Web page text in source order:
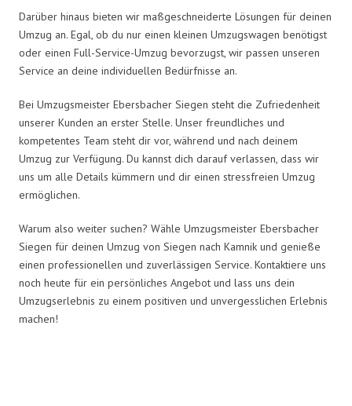
Darüber hinaus bieten wir maßgeschneiderte Lösungen für deinen
Umzug an. Egal, ob du nur einen kleinen Umzugswagen benötigst
oder einen Full-Service-Umzug bevorzugst, wir passen unseren
Service an deine individuellen Bedürfnisse an.
Bei Umzugsmeister Ebersbacher Siegen steht die Zufriedenheit
unserer Kunden an erster Stelle. Unser freundliches und
kompetentes Team steht dir vor, während und nach deinem
Umzug zur Verfügung. Du kannst dich darauf verlassen, dass wir
uns um alle Details kümmern und dir einen stressfreien Umzug
ermöglichen.
Warum also weiter suchen? Wähle Umzugsmeister Ebersbacher
Siegen für deinen Umzug von Siegen nach Kamnik und genieße
einen professionellen und zuverlässigen Service. Kontaktiere uns
noch heute für ein persönliches Angebot und lass uns dein
Umzugserlebnis zu einem positiven und unvergesslichen Erlebnis
machen!